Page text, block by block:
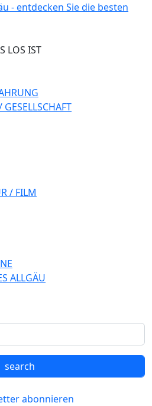
LOS IST
/ FILM
ALLGÄU
abonnieren